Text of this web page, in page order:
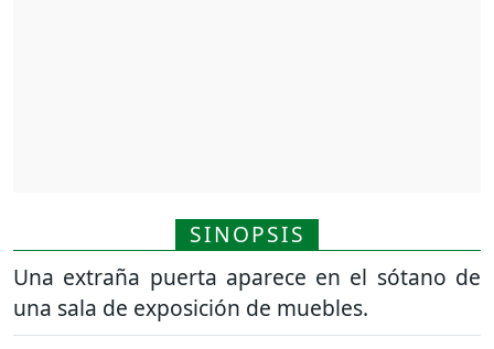
SINOPSIS
Una extraña puerta aparece en el sótano de
una sala de exposición de muebles.